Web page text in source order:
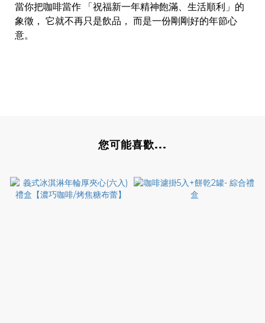
當你把咖啡當作 「祝福新一年精神飽滿、生活順利」的
象徵， 它就不再只是飲品， 而是一份剛剛好的年節心
意。
您可能喜歡...